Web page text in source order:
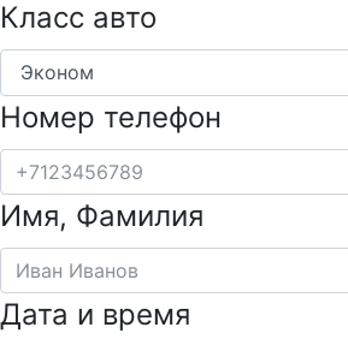
Класс авто
Номер телефон
Имя, Фамилия
Дата и время